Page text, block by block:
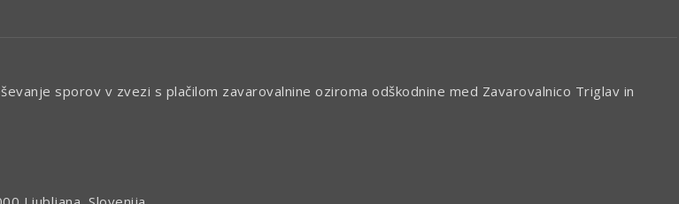
sporov v zvezi s plačilom zavarovalnine oziroma odškodnine med Zavarovalnico Triglav in